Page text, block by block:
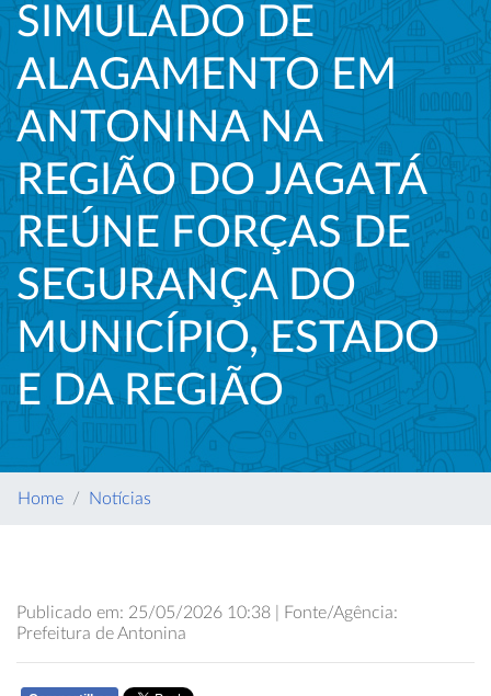
SIMULADO DE
ALAGAMENTO EM
ANTONINA NA
REGIÃO DO JAGATÁ
REÚNE FORÇAS DE
SEGURANÇA DO
MUNICÍPIO, ESTADO
E DA REGIÃO
Home Notícias
Publicado em: 25/05/2026 10:38 | Fonte/Agência:
Prefeitura de Antonina